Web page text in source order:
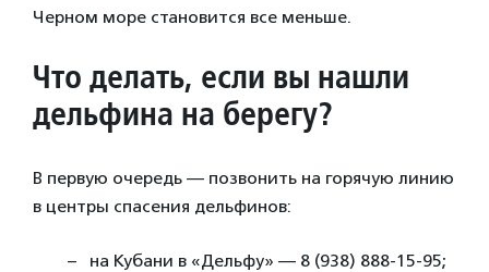
Черном море становится все меньше.
Что делать, если вы нашли
дельфина на берегу?
В первую очередь — позвонить на горячую линию
в центры спасения дельфинов:
на Кубани в «Дельфу» — 8 (938) 888-15-95;